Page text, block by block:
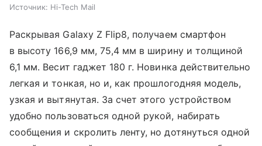
Источник: Hi-Tech Mail
Раскрывая Galaxy Z Flip8, получаем смартфон
в высоту 166,9 мм, 75,4 мм в ширину и толщиной
6,1 мм. Весит гаджет 180 г. Новинка действительно
легкая и тонкая, но и, как прошлогодняя модель,
узкая и вытянутая. За счет этого устройством
удобно пользоваться одной рукой, набирать
сообщения и скролить ленту, но дотянуться одной